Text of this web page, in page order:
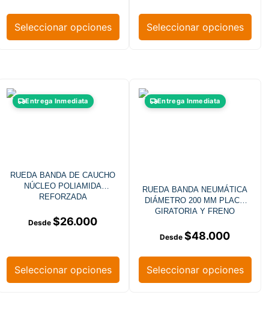
Seleccionar opciones Seleccionar opciones
Entrega Inmediata
RUEDA BANDA DE CAUCHO
NÚCLEO POLIAMIDA
REFORZADA
$26.000
Seleccionar opciones
Entrega Inmediata
RUEDA BANDA NEUMÁTICA
DIÁMETRO 200 MM PLACA
GIRATORIA Y FRENO
$48.000
Seleccionar opciones